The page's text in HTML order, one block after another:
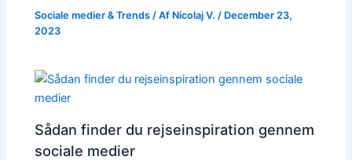
Sociale medier & Trends / Af Nicolaj V. / December 23,
2023
Sådan finder du rejseinspiration gennem
sociale medier